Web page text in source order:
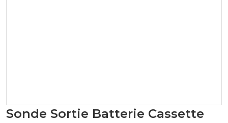
Sonde Sortie Batterie Cassette